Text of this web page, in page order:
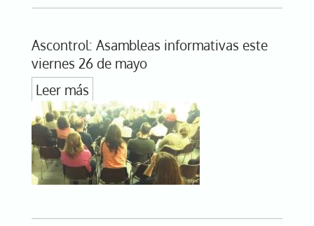
Ascontrol: Asambleas informativas este
viernes 26 de mayo
Leer más